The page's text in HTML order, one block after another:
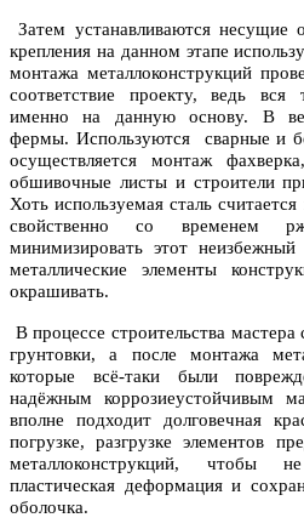
Затем устанавливаются
крепления на данном этапе
монтажа металлоконструкций
соответствие проекту, ведь вся
именно на данную основу. В
фермы. Используются сварные и
осуществляется монтаж
обшивочные листы и строители
Хоть используемая сталь
свойственно со временем
минимизировать этот
металлические элементы
окрашивать.
В процессе строительства
грунтовки, а после монтажа
которые всё-таки были
надёжным коррозиеустойчивым
вполне подходит долговечная
погрузке, разгрузке элементов
металлоконструкций, чтобы
пластическая деформация и
оболочка.